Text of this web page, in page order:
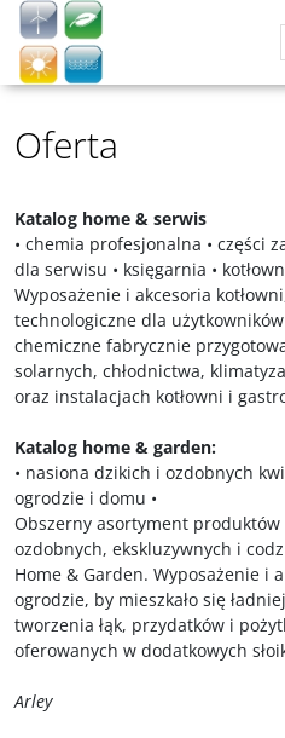
Oferta
Katalog home & serwis
• chemia profesjonalna • części
dla serwisu • księgarnia •
Wyposażenie i akcesoria
technologiczne dla
chemiczne fabrycznie
solarnych, chłodnictwa,
oraz instalacjach kotłowni i
Katalog home & garden:
• nasiona dzikich i ozdobnych
ogrodzie i domu •
Obszerny asortyment
ozdobnych, ekskluzywnych i
Home & Garden. Wyposażenie i
ogrodzie, by mieszkało się
tworzenia łąk, przydatków i
oferowanych w dodatkowych
Arley